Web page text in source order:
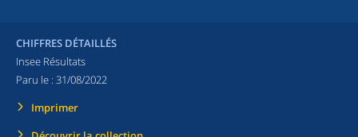
CHIFFRES DÉTAILLÉS
Insee Résultats
Paru le : 31/08/2022
Imprimer